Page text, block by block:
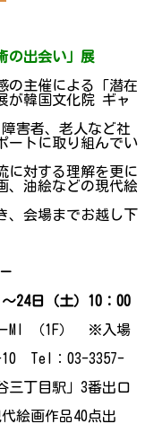
の出会い」展
の主催による「潜在
が韓国文化院 ギャ
害者、老人など社
ートに取り組んでい
に対する理解を更に
、油絵などの現代絵
、会場までお越し下
24日（土）10：00
MI （1F） ※入場
：03-3357-
目駅」3番出口
絵画作品40点出